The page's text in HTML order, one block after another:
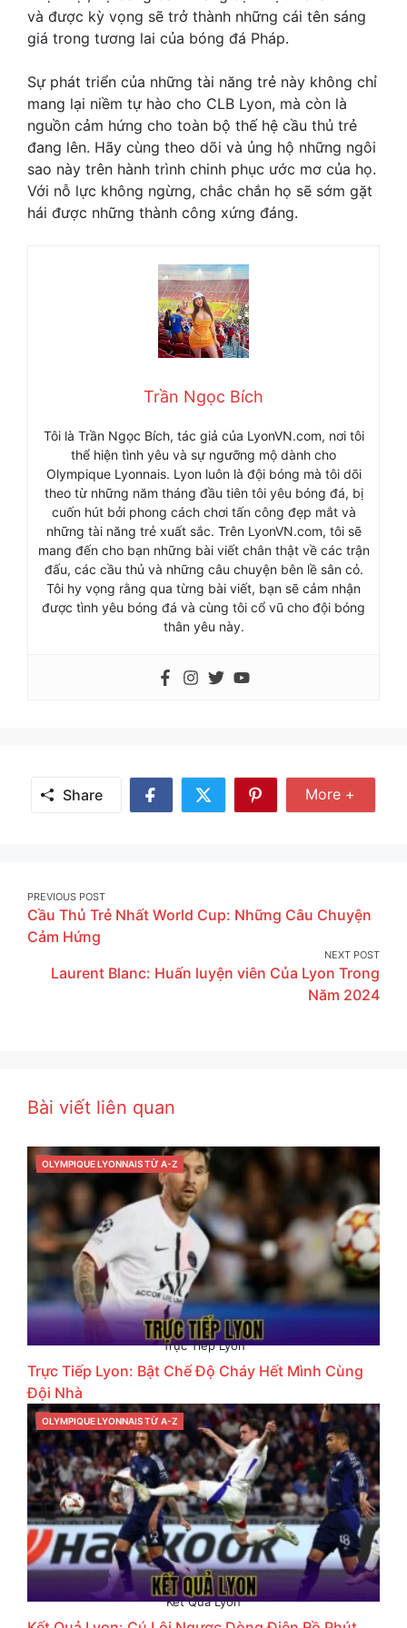
và được kỳ vọng sẽ trở thành những cái tên sáng
giá trong tương lai của bóng đá Pháp.
Sự phát triển của những tài năng trẻ này không chỉ
mang lại niềm tự hào cho CLB Lyon, mà còn là
nguồn cảm hứng cho toàn bộ thế hệ cầu thủ trẻ
đang lên. Hãy cùng theo dõi và ủng hộ những ngôi
sao này trên hành trình chinh phục ước mơ của họ.
Với nỗ lực không ngừng, chắc chắn họ sẽ sớm gặt
hái được những thành công xứng đáng.
Trần Ngọc Bích
Tôi là Trần Ngọc Bích, tác giả của LyonVN.com, nơi tôi
thể hiện tình yêu và sự ngưỡng mộ dành cho
Olympique Lyonnais. Lyon luôn là đội bóng mà tôi dõi
theo từ những năm tháng đầu tiên tôi yêu bóng đá, bị
cuốn hút bởi phong cách chơi tấn công đẹp mắt và
những tài năng trẻ xuất sắc. Trên LyonVN.com, tôi sẽ
mang đến cho bạn những bài viết chân thật về các trận
đấu, các cầu thủ và những câu chuyện bên lề sân cỏ.
Tôi hy vọng rằng qua từng bài viết, bạn sẽ cảm nhận
được tình yêu bóng đá và cùng tôi cổ vũ cho đội bóng
thân yêu này.
Share
Share
Share
Share
More
More +
Post
navigation
PREVIOUS POST
Cầu Thủ Trẻ Nhất World Cup: Những Câu Chuyện
Cảm Hứng
NEXT POST
Laurent Blanc: Huấn luyện viên Của Lyon Trong
Năm 2024
Bài viết liên quan
CATEGORIES
OLYMPIQUE LYONNAIS TỪ A-Z
Trực Tiếp Lyon
Trực Tiếp Lyon: Bật Chế Độ Cháy Hết Mình Cùng
Đội Nhà
CATEGORIES
OLYMPIQUE LYONNAIS TỪ A-Z
Kết Quả Lyon